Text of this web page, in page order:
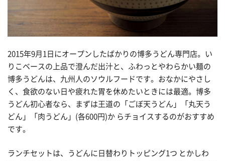
2015年9月1日にオープンしたばかりの博多うどん専門店。い
りこベースの上品で澄んだ出汁と、ふわっとやわらかい麺の
博多うどんは、九州人のソウルフードです。おなかにやさし
く、食欲のない日や疲れた胃を休めたいときには最適。博多
うどん初心者なら、まずは王道の「ごぼ天うどん」「丸天う
どん」「肉うどん」(各600円)か らチョイスするのがおすすめ
です。
ランチセットは、うどんに日替わりトッピング1つ とかしわ